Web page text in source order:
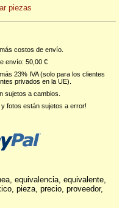
piezas
costos de envío.
envío: 50,00 €
23% IVA (solo para los clientes
privados en la UE).
sujetos a cambios.
y fotos están sujetos a error!
equivalencia, equivalente,
pieza, precio, proveedor,